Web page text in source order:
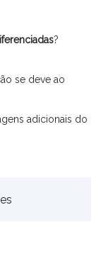
?
se deve ao
adicionais do